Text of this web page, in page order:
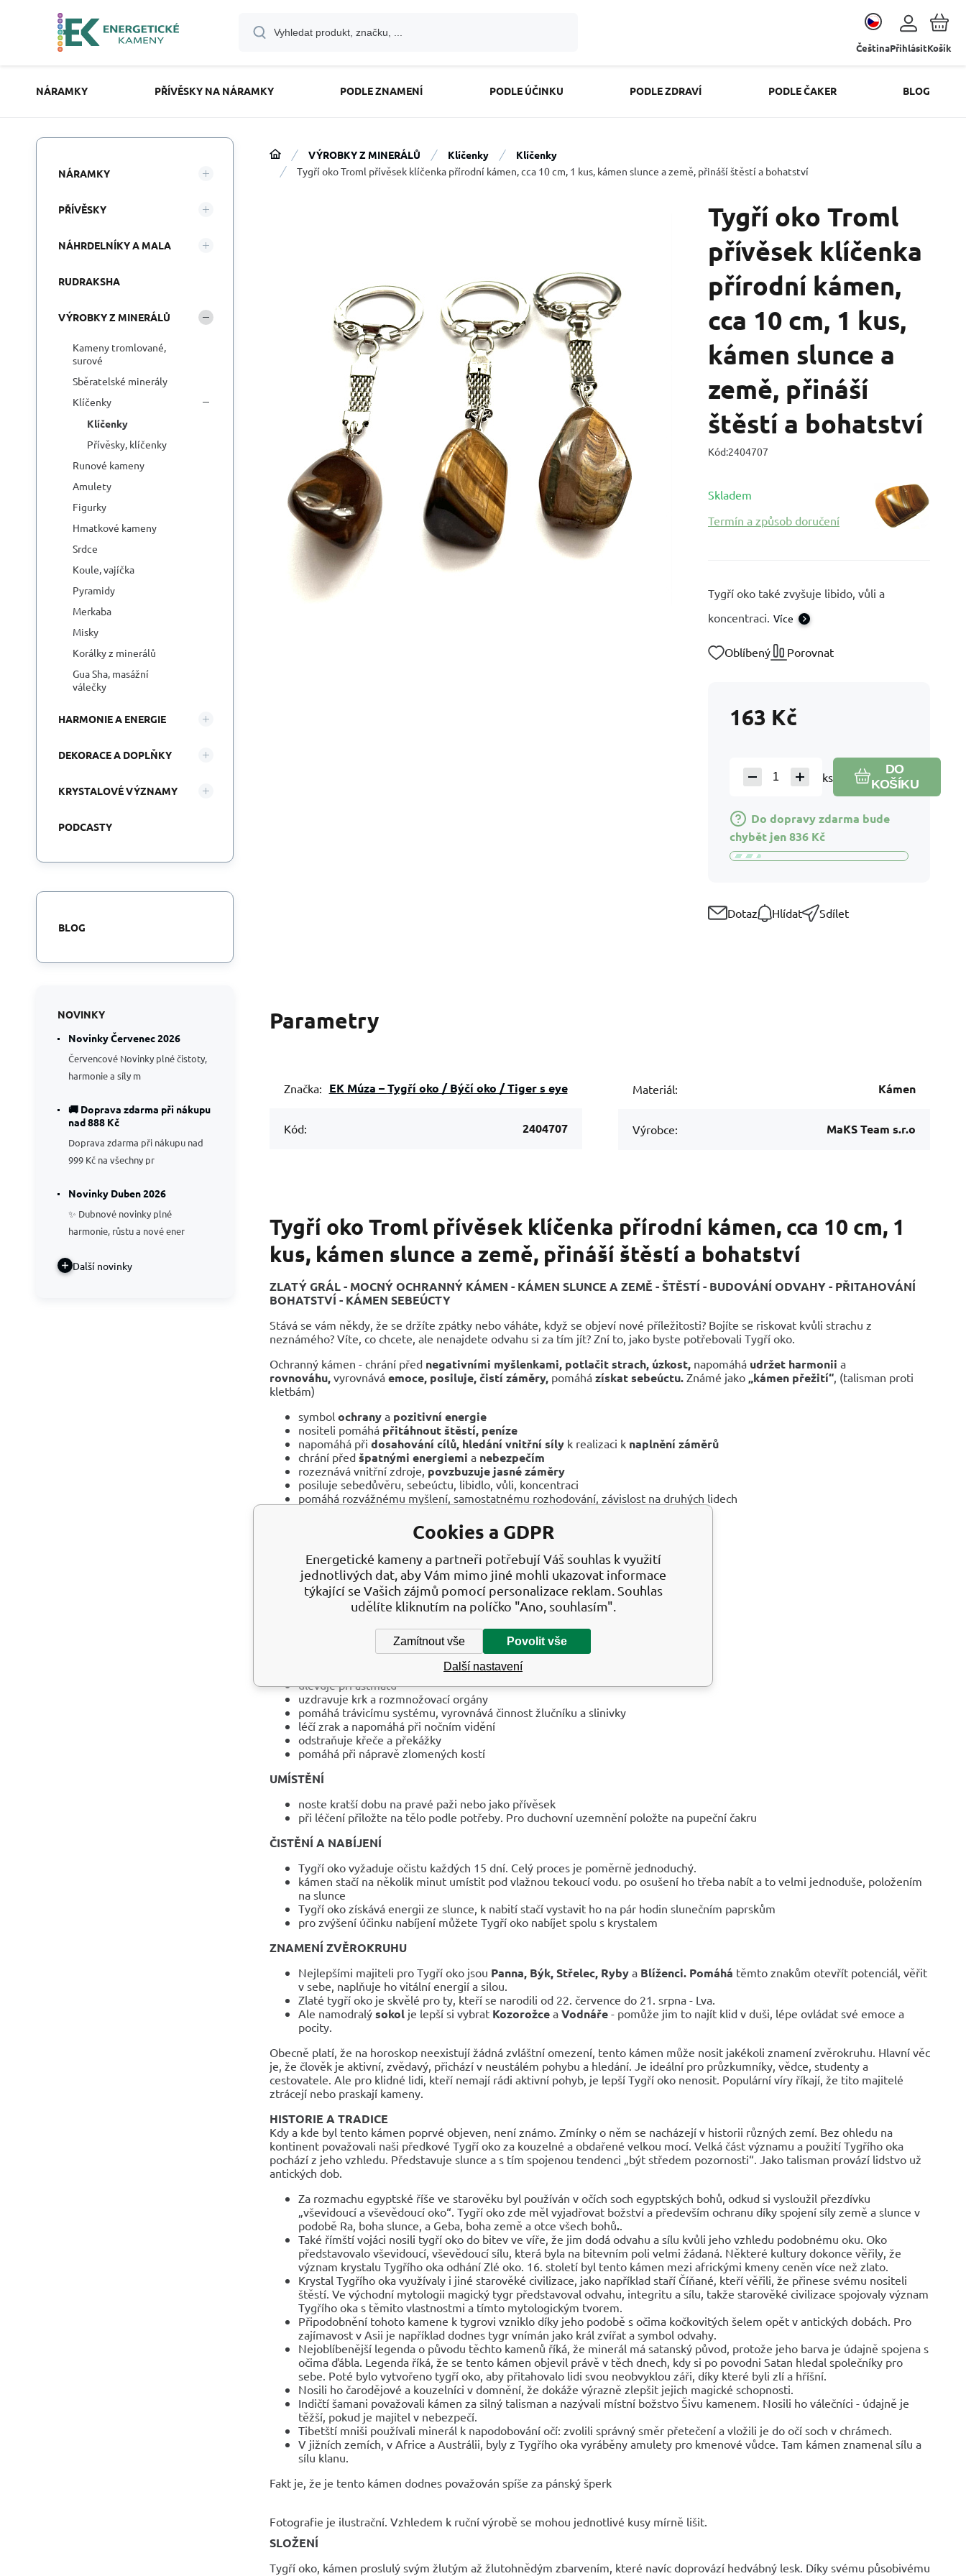
ČeštinaPřihlásitKošík
NÁRAMKY PŘÍVĚSKY NA NÁRAMKY PODLE ZNAMENÍ PODLE ÚČINKU PODLE ZDRAVÍ PODLE ČAKER BLOG
VÝROBKY Z MINERÁLŮ Klíčenky
Klíčenky
Tygří oko Troml přívěsek klíčenka přírodní kámen, cca 10 cm, 1 kus, kámen slunce a země, přináší štěstí a bohatství
Tygří oko Troml
přívěsek klíčenka
přírodní kámen,
cca 10 cm, 1 kus,
kámen slunce a
země, přináší
štěstí a bohatství
Kód:2404707
Skladem
Termín a způsob doručení
Tygří oko také zvyšuje libido, vůli a
koncentraci. Více
Oblíbený Porovnat
163 Kč
ks
DO
KOŠÍKU
Do dopravy zdarma bude
chybět jen836 Kč
Dotaz Hlídat Sdílet
Parametry
Značka: EK Múza – Tygří oko / Býčí oko / Tiger s eye
Kód: 2404707
Materiál: Kámen
Výrobce: MaKS Team s.r.o
Tygří oko Troml přívěsek klíčenka přírodní kámen, cca 10 cm, 1
kus, kámen slunce a země, přináší štěstí a bohatství
ZLATÝ GRÁL - MOCNÝ OCHRANNÝ KÁMEN - KÁMEN SLUNCE A ZEMĚ - ŠTĚSTÍ - BUDOVÁNÍ ODVAHY - PŘITAHOVÁNÍ
BOHATSTVÍ - KÁMEN SEBEÚCTY
Stává se vám někdy, že se držíte zpátky nebo váháte, když se objeví nové příležitosti? Bojíte se riskovat kvůli strachu z
neznámého? Víte, co chcete, ale nenajdete odvahu si za tím jít? Zní to, jako byste potřebovali Tygří oko.
Ochranný kámen - chrání před negativními myšlenkami, potlačit strach, úzkost, napomáhá udržet harmonii a
rovnováhu, vyrovnává emoce, posiluje, čistí záměry, pomáhá získat sebeúctu. Známé jako „kámen přežití“ , (talisman proti
kletbám)
symbol ochrany a pozitivní energie
nositeli pomáhá přitáhnout štěstí, peníze
napomáhá při dosahování cílů, hledání vnitřní síly k realizaci k naplnění záměrů
chrání před špatnými energiemi a nebezpečím
rozeznává vnitřní zdroje, povzbuzuje jasné záměry
posiluje sebedůvěru, sebeúctu, libidlo, vůli, koncentraci
pomáhá rozvážnému myšlení, samostatnému rozhodování, závislost na druhých lidech
pozitivní myšlenky, uvolňuje strachy
dává sílu jít vpřed, snadněji překonávat těžké životní situace
podporuje cílevědomost
aktivujesmyslové orgány,povzbuzujesmyslnostasexualitu
prohřívá organismus
spojuje mé vyšší já a jeho porozumění
udržuje rovnováhu mezi jin a jang energiemi
ulevuje při astmatu
uzdravuje krk a rozmnožovací orgány
pomáhá trávicímu systému, vyrovnává činnost žlučníku a slinivky
léčí zrak a napomáhá při nočním vidění
odstraňuje křeče a překážky
pomáhá při nápravě zlomených kostí
UMÍSTĚNÍ
noste kratší dobu na pravé paži nebo jako přívěsek
při léčení přiložte na tělo podle potřeby. Pro duchovní uzemnění položte na pupeční čakru
ČISTĚNÍ A NABÍJENÍ
Tygří oko vyžaduje očistu každých 15 dní. Celý proces je poměrně jednoduchý.
kámen stačí na několik minut umístit pod vlažnou tekoucí vodu. po osušení ho třeba nabít a to velmi jednoduše, položením
na slunce
Tygří oko získává energii ze slunce, k nabití stačí vystavit ho na pár hodin slunečním paprskům
pro zvýšení účinku nabíjení můžete Tygří oko nabíjet spolu s krystalem
ZNAMENÍ ZVĚROKRUHU
Nejlepšími majiteli pro Tygří oko jsou Panna, Býk, Střelec, Ryby a Blíženci. Pomáhá těmto znakům otevřít potenciál, věřit
v sebe, naplňuje ho vitální energií a silou.
Zlaté tygří oko je skvělé pro ty, kteří se narodili od 22. července do 21. srpna - Lva.
Ale namodralý sokol je lepší si vybrat Kozorožce a Vodnáře - pomůže jim to najít klid v duši, lépe ovládat své emoce a
pocity.
Obecně platí, že na horoskop neexistují žádná zvláštní omezení, tento kámen může nosit jakékoli znamení zvěrokruhu. Hlavní věc
je, že člověk je aktivní, zvědavý, přichází v neustálém pohybu a hledání. Je ideální pro průzkumníky, vědce, studenty a
cestovatele. Ale pro klidné lidi, kteří nemají rádi aktivní pohyb, je lepší Tygří oko nenosit. Populární víry říkají, že tito majitelé
ztrácejí nebo praskají kameny.
HISTORIE A TRADICE
Kdy a kde byl tento kámen poprvé objeven, není známo. Zmínky o něm se nacházejí v historii různých zemí. Bez ohledu na
kontinent považovali naši předkové Tygří oko za kouzelné a obdařené velkou mocí. Velká část významu a použití Tygřího oka
pochází z jeho vzhledu. Představuje slunce a s tím spojenou tendenci „být středem pozornosti“. Jako talisman provází lidstvo už
antických dob.
Za rozmachu egyptské říše ve starověku byl používán v očích soch egyptských bohů, odkud si vysloužil přezdívku
„vševidoucí a vševědoucí oko“. Tygří oko zde měl vyjadřovat božství a především ochranu díky spojení síly země a slunce v
podobě Ra, boha slunce, a Geba, boha země a otce všech bohů.
Také římští vojáci nosili tygří oko do bitev ve víře, že jim dodá odvahu a sílu kvůli jeho vzhledu podobnému oku. Oko
představovalo vševidoucí, vševědoucí sílu, která byla na bitevním poli velmi žádaná. Některé kultury dokonce věřily, že
význam krystalu Tygřího oka odhání Zlé oko. 16. století byl tento kámen mezi africkými kmeny ceněn více než zlato.
Krystal Tygřího oka využívaly i jiné starověké civilizace, jako například staří Číňané, kteří věřili, že přinese svému nositeli
štěstí. Ve východní mytologii magický tygr představoval odvahu, integritu a sílu, takže starověké civilizace spojovaly význam
Tygřího oka s těmito vlastnostmi a tímto mytologickým tvorem.
Připodobnění tohoto kamene k tygrovi vzniklo díky jeho podobě s očima kočkovitých šelem opět v antických dobách. Pro
zajímavost v Asii je například dodnes tygr vnímán jako král zvířat a symbol odvahy.
Nejoblíbenější legenda o původu těchto kamenů říká, že minerál má satanský původ, protože jeho barva je údajně spojena s
očima ďábla. Legenda říká, že se tento kámen objevil právě v těch dnech, kdy si po povodni Satan hledal společníky pro
sebe. Poté bylo vytvořeno tygří oko, aby přitahovalo lidi svou neobvyklou záři, díky které byli zlí a hříšní.
Nosili ho čarodějové a kouzelníci v domnění, že dokáže výrazně zlepšit jejich magické schopnosti.
Indičtí šamani považovali kámen za silný talisman a nazývali místní božstvo Šivu kamenem. Nosili ho válečníci - údajně je
těžší, pokud je majitel v nebezpečí.
Tibetští mniši používali minerál k napodobování očí: zvolili správný směr přetečení a vložili je do očí soch v chrámech.
V jižních zemích, v Africe a Austrálii, byly z Tygřího oka vyráběny amulety pro kmenové vůdce. Tam kámen znamenal sílu a
sílu klanu.
Fakt je, že je tento kámen dodnes považován spíše za pánský šperk
Fotografie je ilustrační. Vzhledem k ruční výrobě se mohou jednotlivé kusy mírně lišit.
SLOŽENÍ
Tygří oko, kámen proslulý svým žlutým až žlutohnědým zbarvením, které navíc doprovází hedvábný lesk. Díky svému působivému
NÁRAMKY
PŘÍVĚSKY
NÁHRDELNÍKY A MALA
RUDRAKSHA
VÝROBKY Z MINERÁLŮ
Kameny tromlované,
surové
Sběratelské minerály
Klíčenky
Klíčenky
Přívěsky, klíčenky
Runové kameny
Amulety
Figurky
Hmatkové kameny
Srdce
Koule, vajíčka
Pyramidy
Merkaba
Misky
Korálky z minerálů
Gua Sha, masážní
válečky
HARMONIE A ENERGIE
DEKORACE A DOPLŇKY
KRYSTALOVÉ VÝZNAMY
PODCASTY
BLOG
NOVINKY
Novinky Červenec 2026
Červencové Novinky plné čistoty,
harmonie a síly m
🚚 Doprava zdarma při nákupu
nad 888 Kč
Doprava zdarma při nákupu nad
999 Kč na všechny pr
Novinky Duben 2026
✨ Dubnové novinky plné
harmonie, růstu a nové ener
Další novinky
Cookies a GDPR
Energetické kameny a partneři potřebují Váš souhlas k využití
jednotlivých dat, aby Vám mimo jiné mohli ukazovat informace
týkající se Vašich zájmů pomocí personalizace reklam. Souhlas
udělíte kliknutím na políčko "Ano, souhlasím".
Zamítnout vše Povolit vše
Další nastavení